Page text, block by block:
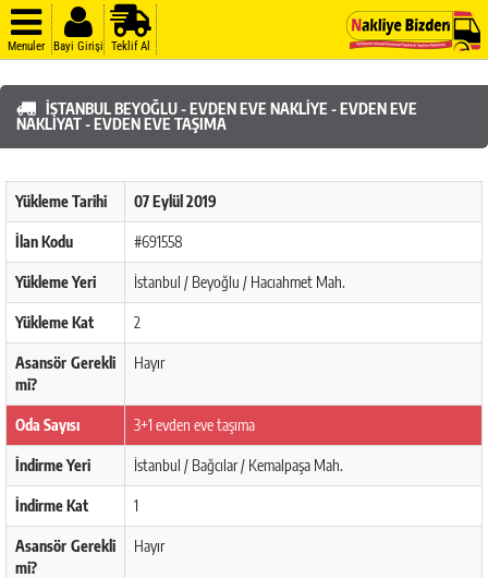
Menuler Bayi Girişi Teklif Al
İSTANBUL BEYOĞLU - EVDEN EVE NAKLIYE - EVDEN EVE
NAKLIYAT - EVDEN EVE TAŞIMA
Yükleme Tarihi 07 Eylül 2019
İlan Kodu #691558
Yükleme Yeri İstanbul / Beyoğlu / Hacıahmet Mah.
Yükleme Kat 2
Asansör Gerekli
mi?
Hayır
Oda Sayısı 3+1 evden eve taşıma
İndirme Yeri İstanbul / Bağcılar / Kemalpaşa Mah.
İndirme Kat 1
Asansör Gerekli
mi?
Hayır